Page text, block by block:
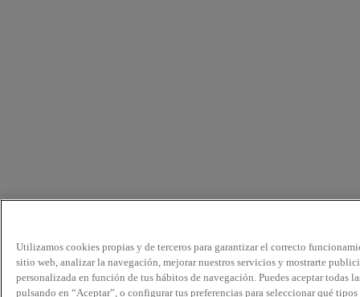
Utilizamos cookies propias y de terceros para garantizar el correcto
sitio web, analizar la navegación, mejorar nuestros servicios y mostrarte
personalizada en función de tus hábitos de navegación. Puedes aceptar todas
pulsando en “Aceptar”, o configurar tus preferencias para seleccionar qué tipos